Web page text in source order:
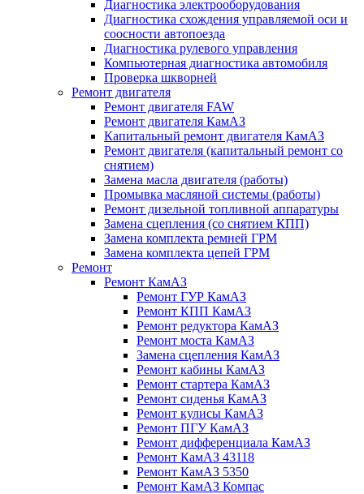
Диагностика электрооборудования
Диагностика схождения управляемой оси и
соосности автопоезда
Диагностика рулевого управления
Компьютерная диагностика автомобиля
Проверка шкворней
Ремонт двигателя
Ремонт двигателя FAW
Ремонт двигателя КамАЗ
Капитальный ремонт двигателя КамАЗ
Ремонт двигателя (капитальный ремонт со
снятием)
Замена масла двигателя (работы)
Промывка масляной системы (работы)
Ремонт дизельной топливной аппаратуры
Замена сцепления (со снятием КПП)
Замена комплекта ремней ГРМ
Замена комплекта цепей ГРМ
Ремонт
Ремонт КамАЗ
Ремонт ГУР КамАЗ
Ремонт КПП КамАЗ
Ремонт редуктора КамАЗ
Ремонт моста КамАЗ
Замена сцепления КамАЗ
Ремонт кабины КамАЗ
Ремонт стартера КамАЗ
Ремонт сиденья КамАЗ
Ремонт кулисы КамАЗ
Ремонт ПГУ КамАЗ
Ремонт дифференциала КамАЗ
Ремонт КамАЗ 43118
Ремонт КамАЗ 5350
Ремонт КамАЗ Компас